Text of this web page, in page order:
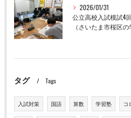
2026/01/31
公立高校入試模試4
（さいたま市桜区
タグ Tags
入試対策 国語 算数 学習塾 コ